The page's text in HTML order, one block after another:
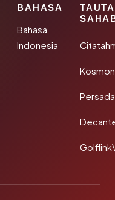
BAHASA
Bahasa
Indonesia